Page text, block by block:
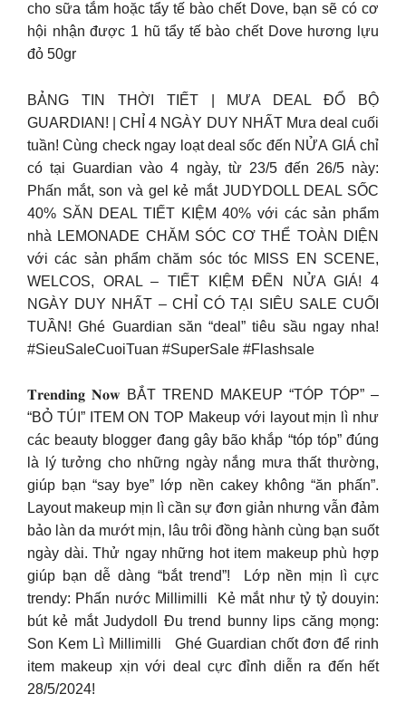
cho sữa tắm hoặc tẩy tế bào chết Dove, bạn sẽ có cơ
hội nhận được 1 hũ tẩy tế bào chết Dove hương lựu
đỏ 50gr
BẢNG TIN THỜI TIẾT | MƯA DEAL ĐỔ BỘ
GUARDIAN! | CHỈ 4 NGÀY DUY NHẤT Mưa deal cuối
tuần! Cùng check ngay loạt deal sốc đến NỬA GIÁ chỉ
có tại Guardian vào 4 ngày, từ 23/5 đến 26/5 này:
Phấn mắt, son và gel kẻ mắt JUDYDOLL DEAL SỐC
40% SĂN DEAL TIẾT KIỆM 40% với các sản phẩm
nhà LEMONADE CHĂM SÓC CƠ THỂ TOÀN DIỆN
với các sản phẩm chăm sóc tóc MISS EN SCENE,
WELCOS, ORAL – TIẾT KIỆM ĐẾN NỬA GIÁ! 4
NGÀY DUY NHẤT – CHỈ CÓ TẠI SIÊU SALE CUỐI
TUẦN! Ghé Guardian săn “deal” tiêu sầu ngay nha!
#SieuSaleCuoiTuan #SuperSale #Flashsale
𝐓𝐫𝐞𝐧𝐝𝐢𝐧𝐠 𝐍𝐨𝐰 BẮT TREND MAKEUP “TÓP TÓP” –
“BỎ TÚI” ITEM ON TOP​ Makeup với layout mịn lì như
các beauty blogger đang gây bão khắp “tóp tóp” đúng
là lý tưởng cho những ngày nắng mưa thất thường,
giúp bạn “say bye” lớp nền cakey không “ăn phấn”.​
Layout makeup mịn lì cần sự đơn giản nhưng vẫn đảm
bảo làn da mướt mịn, lâu trôi đồng hành cùng bạn suốt
ngày dài. Thử ngay những hot item makeup phù hợp
giúp bạn dễ dàng “bắt trend”! ​ Lớp nền mịn lì cực
trendy: Phấn nước Millimilli ​ Kẻ mắt như tỷ tỷ douyin:
bút kẻ mắt Judydoll​ Đu trend bunny lips căng mọng:
Son Kem Lì Millimilli ​ ️ Ghé Guardian chốt đơn để rinh
item makeup xịn với deal cực đỉnh diễn ra đến hết
28/5/2024! ​